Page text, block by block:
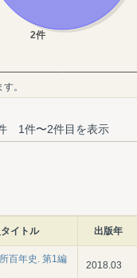
。
1件〜2件目を表示
イトル 出版年
百年史. 第1編
2018.03